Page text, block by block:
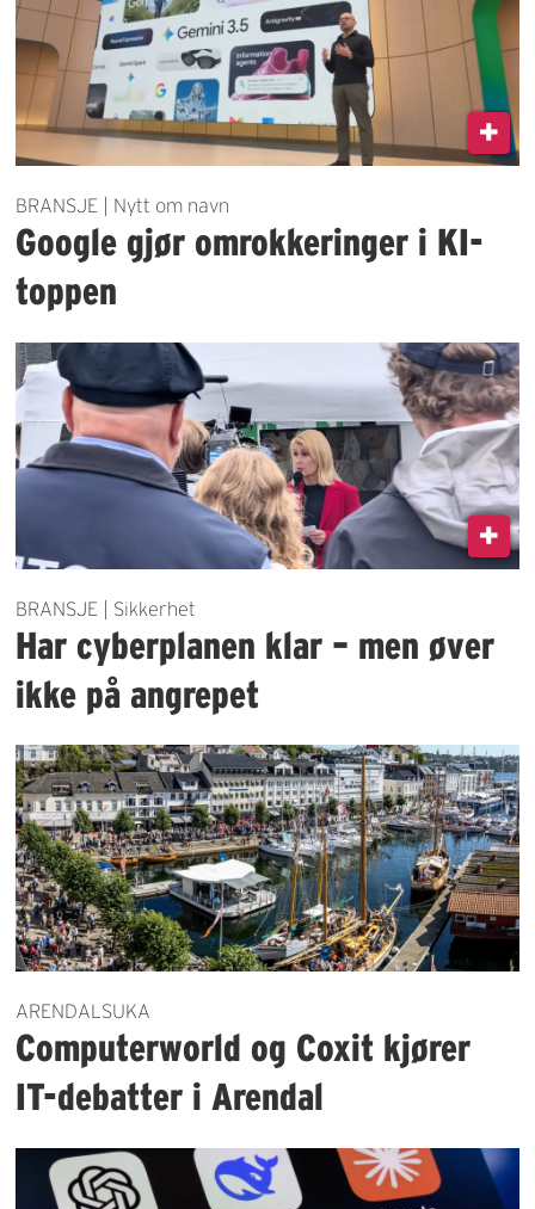
BRANSJE | Nytt om navn
Google gjør omrokkeringer i KI-
toppen
BRANSJE | Sikkerhet
Har cyberplanen klar – men øver
ikke på angrepet
ARENDALSUKA
Computerworld og Coxit kjører
IT-debatter i Arendal